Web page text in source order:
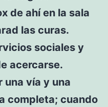
de ahí en la sala
las curas.
sociales y
acercarse.
una vía y una
completa; cuando